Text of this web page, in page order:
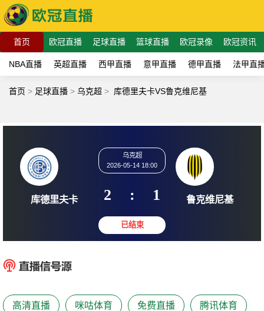
首页 欧冠直播 足球直播 篮球直播 欧冠录像 欧冠资讯
NBA直播 英超直播 西甲直播 意甲直播 德甲直播 法甲直
首页 > 足球直播 > 乌克超 > 库德里夫卡VS鲁克维尼基
库德里夫卡
乌克超
2026-05-14 18:00
2 : 1 鲁克
高清直播 咪咕体育 免费直播 腾讯体育